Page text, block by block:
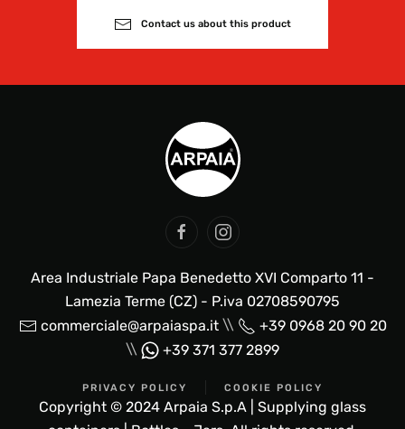
Contact us about this product
Area Industriale Papa Benedetto XVI Comparto 11 -
Lamezia Terme (CZ) - P.iva 02708590795
commerciale@arpaiaspa.it\\
+39 0968 20 90 20
\\
+39 371 377 2899
PRIVACY POLICY COOKIE POLICY
Copyright © 2024 Arpaia S.p.A | Supplying glass